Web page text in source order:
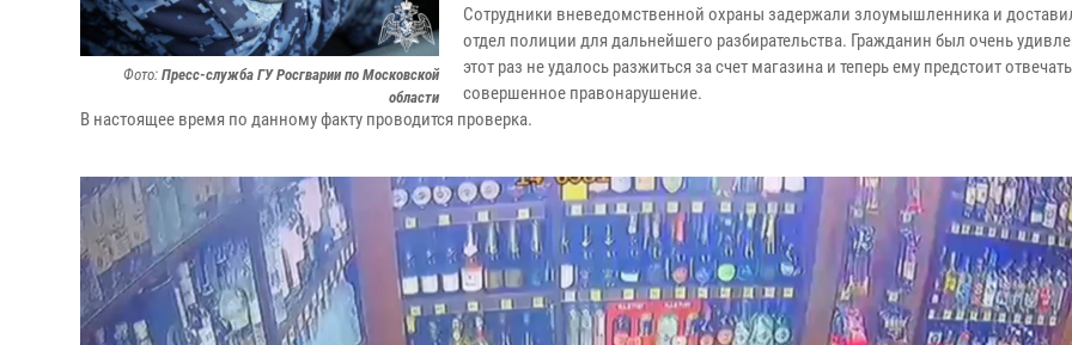
Фото: Пресс-служба ГУ Росгварии по Московской
области
Сотрудники вневедомственной охраны задержали злоумышленника и
отдел полиции для дальнейшего разбирательства. Гражданин был очень
этот раз не удалось разжиться за счет магазина и теперь ему предстоит
совершенное правонарушение.
В настоящее время по данному факту проводится проверка.